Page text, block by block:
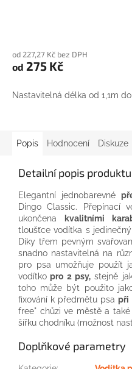
od 227,27 Kč bez DPH
od 275 Kč
Nastavitelná délka od 1,1m do
Popis Hodnocení Diskuze
Detailní popis produktu
Elegantní jednobarevné
Dingo Classic. Přepínací
ukončena
kvalitními
tloušťce vodítka s
Díky třem pevným
snadno nastavitelná na
pro psa umožňuje použít
vodítko pro 2 psy, stejně
toho může být použito
fixování k předmětu psapři
free" chůzi ve městě a
šířku chodníku (možnost
Doplňkové parametry